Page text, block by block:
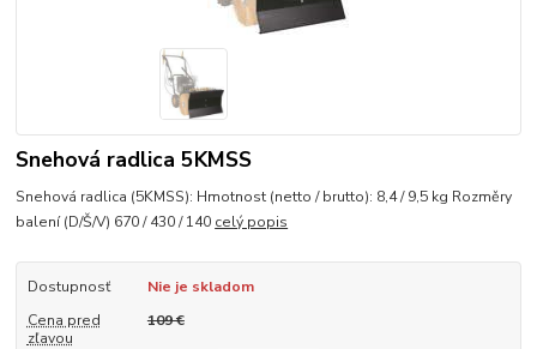
Snehová radlica 5KMSS
Snehová radlica (5KMSS): Hmotnost (netto / brutto): 8,4 / 9,5 kg Rozměry
balení (D/Š/V) 670 / 430 / 140 celý popis
Dostupnosť
Nie je skladom
Cena pred
zľavou
109 €